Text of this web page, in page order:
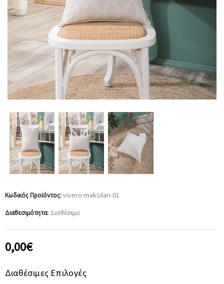
Κωδικός Προϊόντος:vivero-maksilari-01
Διαθεσιμότητα: Διαθέσιμο
0,00€
Διαθέσιμες Επιλογές